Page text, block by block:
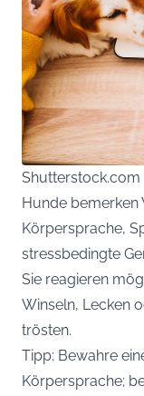
Shutterstock.com
Hunde bemerken
Körpersprache,
stressbedingte
Sie reagieren
Winseln, Lecken
trösten.
Tipp: Bewahre
Körpersprache;